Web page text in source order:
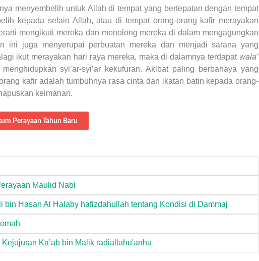
menyembelih untuk Allah di tempat yang bertepatan dengan tempat
kepada selain Allah, atau di tempat orang-orang kafir merayakan
mengikuti mereka dan menolong mereka di dalam mengagungkan
ini juga menyerupai perbuatan mereka dan menjadi sarana yang
ikut merayakan hari raya mereka, maka di dalamnya terdapat wala’
syi’ar-syi’ar kekufuran. Akibat paling berbahaya yang
kafir adalah tumbuhnya rasa cinta dan ikatan batin kepada orang-
keimanan.
Perayaan Tahun Baru
Maulid Nabi
bin Hasan Al Halaby hafizdahullah tentang Kondisi di Dammaj
Ka’ab bin Malik radiallahu'anhu